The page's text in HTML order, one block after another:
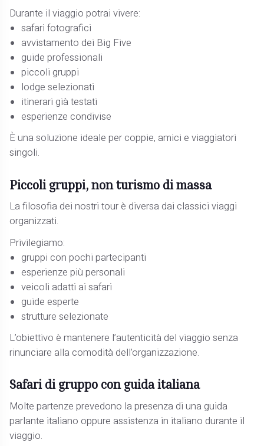
Durante il viaggio potrai vivere:
safari fotografici
avvistamento dei Big Five
guide professionali
piccoli gruppi
lodge selezionati
itinerari già testati
esperienze condivise
È una soluzione ideale per coppie, amici e viaggiatori
singoli.
Piccoli gruppi, non turismo di massa
La filosofia dei nostri tour è diversa dai classici viaggi
organizzati.
Privilegiamo:
gruppi con pochi partecipanti
esperienze più personali
veicoli adatti ai safari
guide esperte
strutture selezionate
L’obiettivo è mantenere l’autenticità del viaggio senza
rinunciare alla comodità dell’organizzazione.
Safari di gruppo con guida italiana
Molte partenze prevedono la presenza di una guida
parlante italiano oppure assistenza in italiano durante il
viaggio.